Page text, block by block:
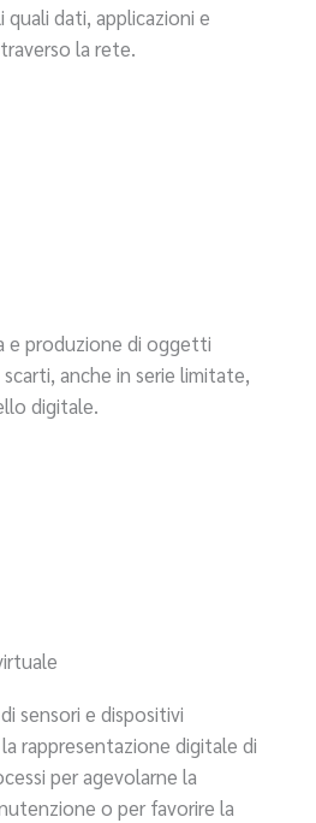
dati, applicazioni e
la rete.
e produzione di oggetti
anche in serie limitate,
digitale.
sensori e dispositivi
rappresentazione digitale di
per agevolarne la
o per favorire la